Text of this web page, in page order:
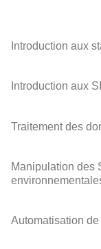
Introduction aux
Introduction aux
Traitement des
Manipulation des
Automatisation